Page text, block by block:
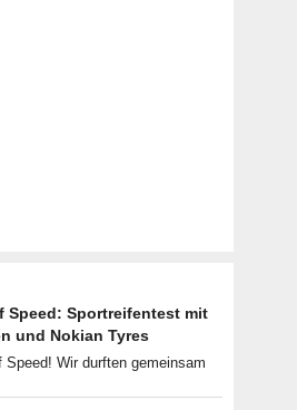
Speed: Sportreifentest mit
und Nokian Tyres
Speed! Wir durften gemeinsam